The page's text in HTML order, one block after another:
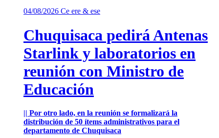
04/08/2026 Ce ere & ese
Chuquisaca pedirá Antenas
Starlink y laboratorios en
reunión con Ministro de
Educación
|| Por otro lado, en la reunión se formalizará la
distribución de 50 ítems administrativos para el
departamento de Chuquisaca